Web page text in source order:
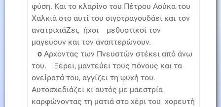
φύση. Και το κλαρίνο του Πέτρου Αούκα του
Χαλκιά στο αυτί του σιγοτραγουδάει και τον
ανατριχιάΖει, ήχοι μεθυστικοί τον
μαγεύουν και τον αναπτερώνουν.
Ο Αρχοντας των Πνευστών στέκει από άνω
του. Ξέρει, μαντεύει τους πόνους και τα
ονείρατά του, αγγίζει τη ψυχή του.
Αυτοσχεδιάζει κι αυτός με μαεστρία
καρφώνοντας τη ματιά στο χέρι του χορευτή